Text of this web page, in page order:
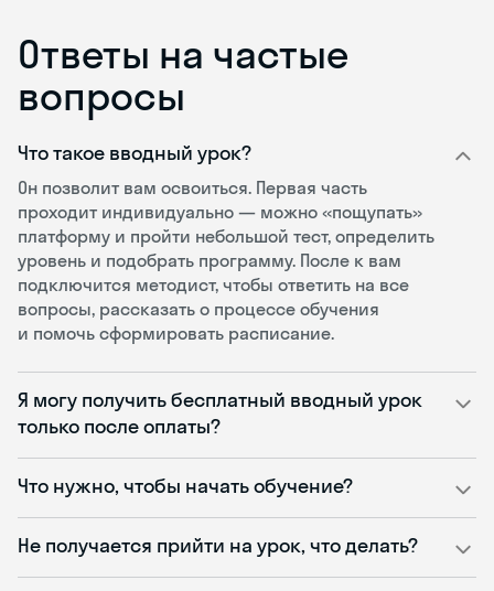
Ответы на частые
вопросы
Что такое вводный урок?
Он позволит вам освоиться. Первая часть
проходит индивидуально — можно «пощупать»
платформу и пройти небольшой тест, определить
уровень и подобрать программу. После к вам
подключится методист, чтобы ответить на все
вопросы, рассказать о процессе обучения
и помочь сформировать расписание.
Я могу получить бесплатный вводный урок
только после оплаты?
Что нужно, чтобы начать обучение?
Не получается прийти на урок, что делать?